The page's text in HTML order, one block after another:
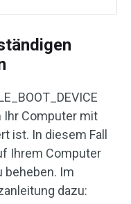
Computer mit
ist. In diesem Fall
Ihrem Computer
beheben. Im
dazu: